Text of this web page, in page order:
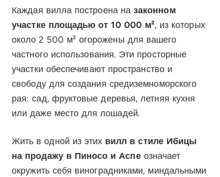
Каждая вилла построена на законном
участке площадью от 10 000 м², из которых
около 2 500 м² огорожены для вашего
частного использования. Эти просторные
участки обеспечивают пространство и
свободу для создания средиземноморского
рая: сад, фруктовые деревья, летняя кухня
или даже место для лошадей.
Жить в одной из этих вилл в стиле Ибицы
на продажу в Пиносо и Аспеозначает
окружить себя виноградниками, миндальными